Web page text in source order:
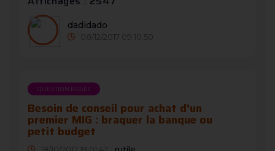
dadidado
08/12/2017 09:10:50
QUESTION POSÉE
Besoin de conseil pour achat d'un
premier MIG : braquer la banque ou
petit budget